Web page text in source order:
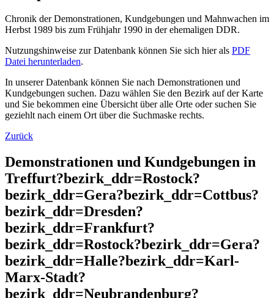
Chronik der Demonstrationen, Kundgebungen und Mahnwachen im
Herbst 1989 bis zum Frühjahr 1990 in der ehemaligen DDR.
Nutzungshinweise zur Datenbank können Sie sich hier als PDF
Datei herunterladen.
In unserer Datenbank können Sie nach Demonstrationen und
Kundgebungen suchen. Dazu wählen Sie den Bezirk auf der Karte
und Sie bekommen eine Übersicht über alle Orte oder suchen Sie
geziehlt nach einem Ort über die Suchmaske rechts.
Zurück
Demonstrationen und Kundgebungen in
Treffurt?bezirk_ddr=Rostock?
bezirk_ddr=Gera?bezirk_ddr=Cottbus?
bezirk_ddr=Dresden?
bezirk_ddr=Frankfurt?
bezirk_ddr=Rostock?bezirk_ddr=Gera?
bezirk_ddr=Halle?bezirk_ddr=Karl-
Marx-Stadt?
bezirk_ddr=Neubrandenburg?